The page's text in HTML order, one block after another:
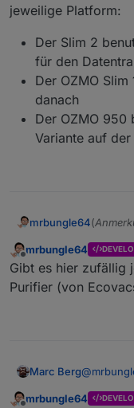
jeweilige Platform:
Der Slim 2
für den
Der OZMO
danach
Der OZMO 950
Variante auf
mrbungle64(
Hallo
ich
ob es
bleiben
Offline
mrbungle64
Gibt es hier zufällig
Purifier (von
Marc Berg@
mrbungle64